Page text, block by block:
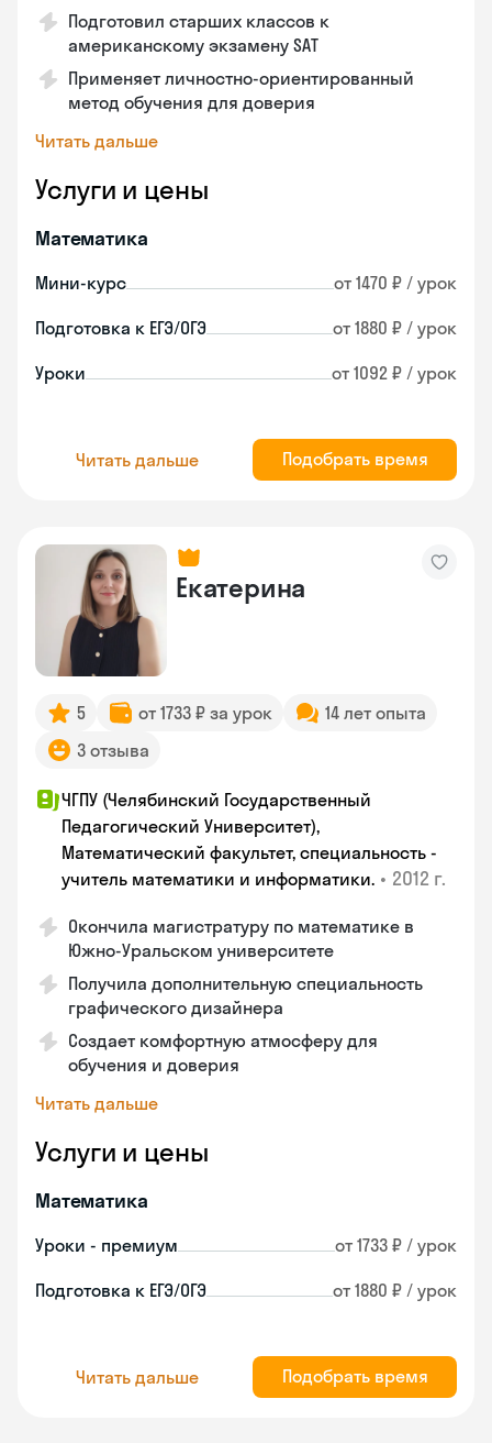
Подготовил старших классов к
американскому экзамену SAT
Применяет личностно-ориентированный
метод обучения для доверия
Читать дальше
Услуги и цены
Математика
Мини-курс от 1470 ₽ / урок
Подготовка к ЕГЭ/ОГЭ от 1880 ₽ / урок
Уроки от 1092 ₽ / урок
Читать дальше Подобрать время
Екатерина
5 от 1733 ₽ за урок
14 лет опыта
3 отзыва
ЧГПУ (Челябинский Государственный
Педагогический Университет),
Математический факультет, специальность -
учитель математики и информатики. • 2012 г.
Окончила магистратуру по математике в
Южно-Уральском университете
Получила дополнительную специальность
графического дизайнера
Создает комфортную атмосферу для
обучения и доверия
Читать дальше
Услуги и цены
Математика
Уроки - премиум от 1733 ₽ / урок
Подготовка к ЕГЭ/ОГЭ от 1880 ₽ / урок
Читать дальше Подобрать время